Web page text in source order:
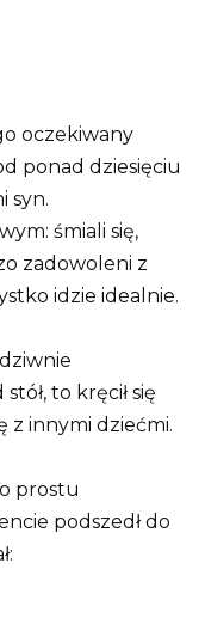
oczekiwany
ponad dziesięciu
syn.
śmiali się,
zadowoleni z
idzie idealnie.
to kręcił się
z innymi dziećmi.
prostu
podszedł do